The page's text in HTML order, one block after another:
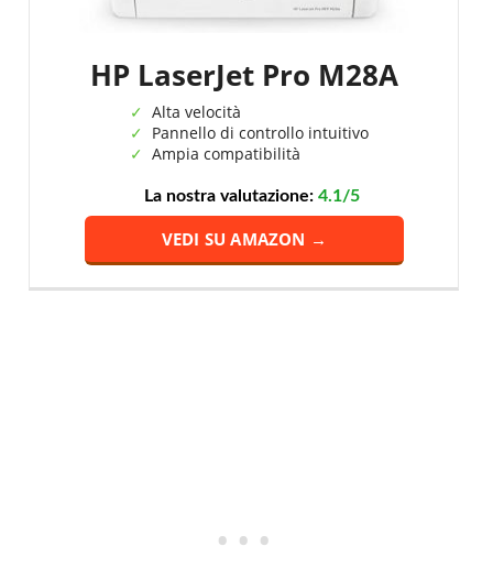
HP LaserJet Pro M28A
Alta velocità
Pannello di controllo intuitivo
Ampia compatibilità
La nostra valutazione: 4.1/5
VEDI SU AMAZON →